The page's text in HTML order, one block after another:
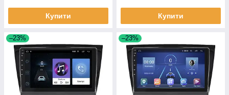
Купити Купити
–23% –23%